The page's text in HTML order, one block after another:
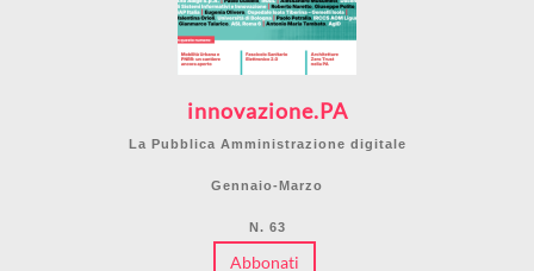
innovazione.PA
La Pubblica Amministrazione digitale
Gennaio-Marzo
N. 63
Abbonati